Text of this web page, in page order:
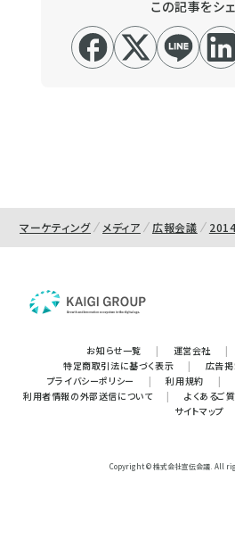
この記事をシ
マーケティング メディア 広報会議
お知らせ一覧 | 運営会社 |
特定商取引法に基づく表示
| 広告掲
プライバシーポリシー
| 利用規約 |
利用者情報の外部送信について
| よくあるご質
サイトマップ
Copyright © 株式会社宣伝会議. All